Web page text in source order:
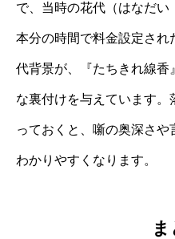
で、当時の花代（はなだ
本分の時間で料金設定さ
代背景が、『たちきれ線
な裏付けを与えています
っておくと、噺の奥深さや
わかりやすくなります。